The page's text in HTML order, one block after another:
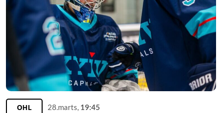
OHL 28.marts, 19:45